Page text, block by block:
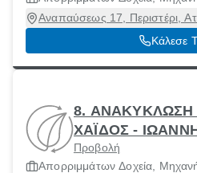
Αναπαύσεως 17, Περιστέρι,
Κάλεσε
8.
ΧΑΪΔΟΣ -
Προβολή
Απορριμμάτων Δοχεία,